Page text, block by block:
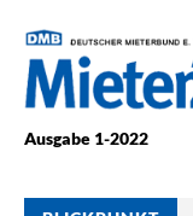
Ausgabe 1-2022